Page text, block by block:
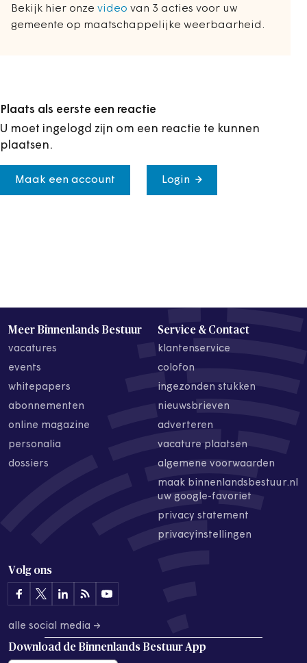
Bekijk hier onze video van 3 acties voor uw
gemeente op maatschappelijke weerbaarheid.
Plaats als eerste een reactie
U moet ingelogd zijn om een reactie te kunnen
plaatsen.
Maak een account Login
Meer Binnenlands Bestuur
vacatures
events
whitepapers
abonnementen
online magazine
personalia
dossiers
Service & Contact
klantenservice
colofon
ingezonden stukken
nieuwsbrieven
adverteren
vacature plaatsen
algemene voorwaarden
maak binnenlandsbestuur.nl
uw google-favoriet
privacy statement
privacyinstellingen
Volg ons
alle social media →
Download de Binnenlands Bestuur App